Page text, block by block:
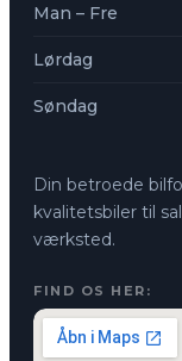
Man – Fre
Lørdag
Søndag
Din betroede
kvalitetsbiler til
værksted.
FIND OS HER: